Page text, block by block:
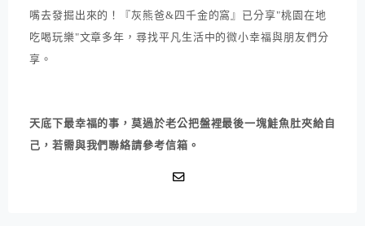
嘴去發掘出來的！『灰熊爸&四千金的窩』已分享"桃園在地
吃喝玩樂"文章多年，尋找平凡生活中的微小幸福與朋友們分
享。
天底下最幸福的事，莫過於老公把盤裡最後一塊鮭魚肚夾給自
己，若需與我們聯絡請參考信箱。